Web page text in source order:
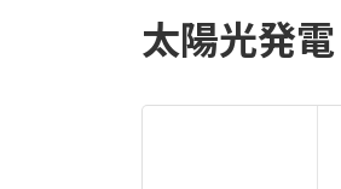
太陽光発電